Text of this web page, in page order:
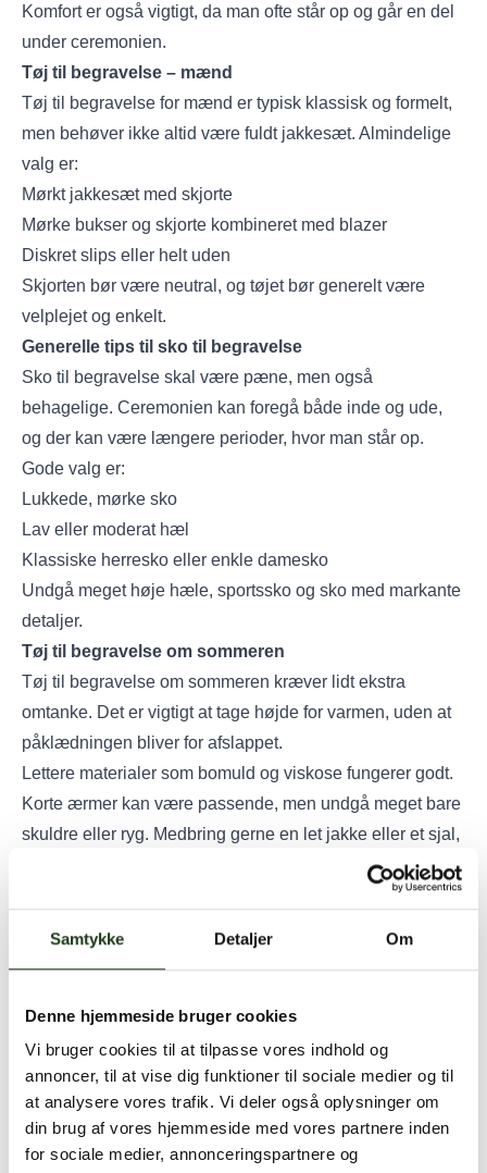
Samtykke Detaljer Om
Denne hjemmeside bruger cookies
Vi bruger cookies til at tilpasse vores indhold og
annoncer, til at vise dig funktioner til sociale medier og til
at analysere vores trafik. Vi deler også oplysninger om
din brug af vores hjemmeside med vores partnere inden
for sociale medier, annonceringspartnere og
Komfort er også vigtigt, da man ofte står op og går en del
under ceremonien.
Tøj til begravelse – mænd
Tøj til begravelse for mænd er typisk klassisk og formelt,
men behøver ikke altid være fuldt jakkesæt. Almindelige
valg er:
Mørkt jakkesæt med skjorte
Mørke bukser og skjorte kombineret med blazer
Diskret slips eller helt uden
Skjorten bør være neutral, og tøjet bør generelt være
velplejet og enkelt.
Generelle tips til sko til begravelse
Sko til begravelse skal være pæne, men også
behagelige. Ceremonien kan foregå både inde og ude,
og der kan være længere perioder, hvor man står op.
Gode valg er:
Lukkede, mørke sko
Lav eller moderat hæl
Klassiske herresko eller enkle damesko
Undgå meget høje hæle, sportssko og sko med markante
detaljer.
Tøj til begravelse om sommeren
Tøj til begravelse om sommeren kræver lidt ekstra
omtanke. Det er vigtigt at tage højde for varmen, uden at
påklædningen bliver for afslappet.
Lettere materialer som bomuld og viskose fungerer godt.
Korte ærmer kan være passende, men undgå meget bare
skuldre eller ryg. Medbring gerne en let jakke eller et sjal,
Det vigtigste er, at barnet føler sig tryg og tilpas. Enkle
bukser, kjole eller nederdel i rolige farver er ofte helt
tilstrækkeligt. Sort er ikke nødvendigt, og mørkeblå eller
grå nuancer er fine alternativer.
Afsluttende råd
Når du vælger tøj til begravelse, går du sjældent galt med